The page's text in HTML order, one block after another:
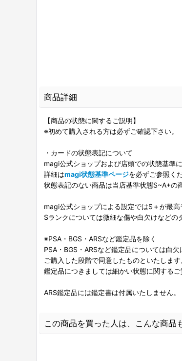
商品詳細
【商品の状態に関するご説明】
※初めて購入される方は必ずご確認下さい。
・カードの状態表記について
magi公式ショップおよび店頭での状態基準
詳細はmagi状態基準ページを必ずご参照く
状態表記のない商品は当店基準状態S~A+の
magi公式ショップによる設定ではS＋が最高
Sランクについては微細な傷や白欠けなどの
※PSA・BGS・ARSなど鑑定品を除く
PSA・BGS・ARSなど鑑定品については白
ご購入した段階で同意したものといたします
鑑定品につきましては細かい状態に関する
ARS鑑定品には鑑定書は付属いたしません。
この商品を買った人は、こんな商品